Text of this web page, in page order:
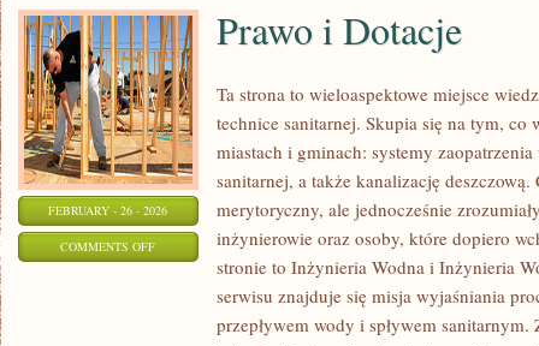
FEBRUARY - 26 - 2026
COMMENTS OFFON
Prawo i Dotacje
Ta strona to wieloaspektowe miejsce
technice sanitarnej. Skupia się na tym, co
miastach i gminach: systemy
sanitarnej, a także kanalizację deszczową.
merytoryczny, ale jednocześnie
inżynierowie oraz osoby, które dopiero
stronie to Inżynieria Wodna i Inżynieria
serwisu znajduje się misja wyjaśniania
przepływem wody i spływem